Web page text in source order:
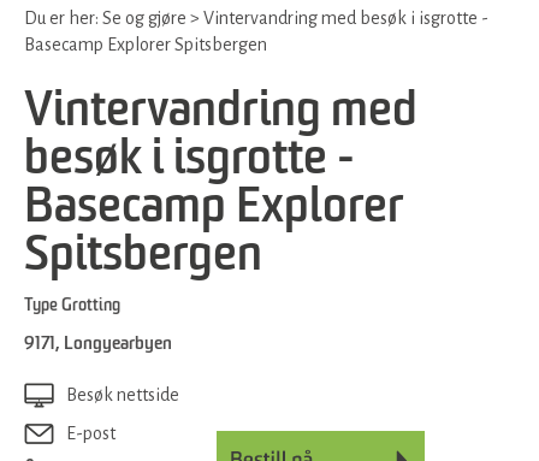
Du er her: Se og gjøre > Vintervandring med besøk i isgrotte -
Basecamp Explorer Spitsbergen
Vintervandring med
besøk i isgrotte -
Basecamp Explorer
Spitsbergen
Type Grotting
9171 , Longyearbyen
Besøk nettside
E-post